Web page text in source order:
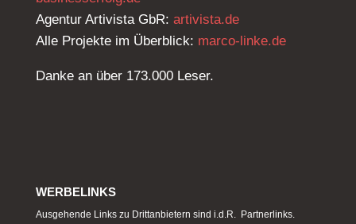
Agentur Artivista GbR: artivista.de
Alle Projekte im Überblick: marco-linke.de
Danke an über 173.000 Leser.
WERBELINKS
Ausgehende Links zu Drittanbietern sind i.d.R. Partnerlinks.